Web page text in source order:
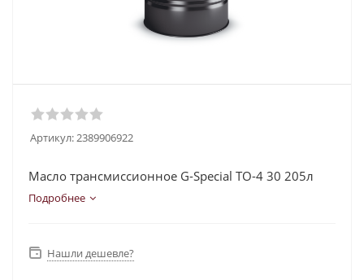
Артикул:2389906922
Масло трансмиссионное G-Special TO-4 30 205л
Подробнее
Нашли дешевле?